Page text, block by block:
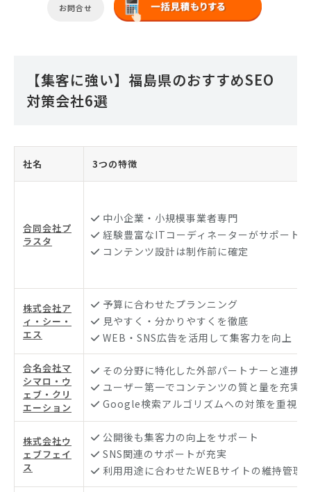
お問合せ
【集客に強い】福島県のおすすめSEO
対策会社6選
社名 3つの特徴
合同会社プ
ラスタ
中小企業・小規模事業者専門
経験豊富なITコーディネーターがサポート
コンテンツ設計は制作前に確定
株式会社ア
ィ・シー・
エス
予算に合わせたプランニング
見やすく・分かりやすくを徹底
WEB・SNS広告を活用して集客力を向上
合名会社マ
シマロ・ウ
ェブ・クリ
エーション
その分野に特化した外部パートナーと連携
ユーザー第一でコンテンツの質と量を充実
Google検索アルゴリズムへの対策を重視
株式会社ウ
ェブフェイ
ス
公開後も集客力の向上をサポート
SNS関連のサポートが充実
利用用途に合わせたWEBサイトの維持管理